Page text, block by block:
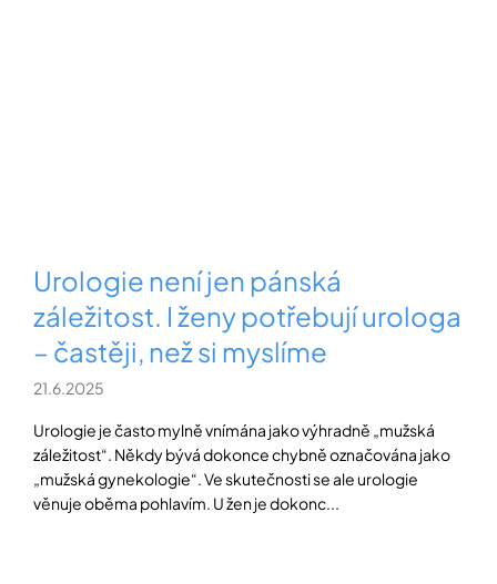
Urologie není jen pánská
záležitost. I ženy potřebují urologa
– častěji, než si myslíme
21.6.2025
Urologie je často mylně vnímána jako výhradně „mužská
záležitost“. Někdy bývá dokonce chybně označována jako
„mužská gynekologie“. Ve skutečnosti se ale urologie
věnuje oběma pohlavím. U žen je dokonc...